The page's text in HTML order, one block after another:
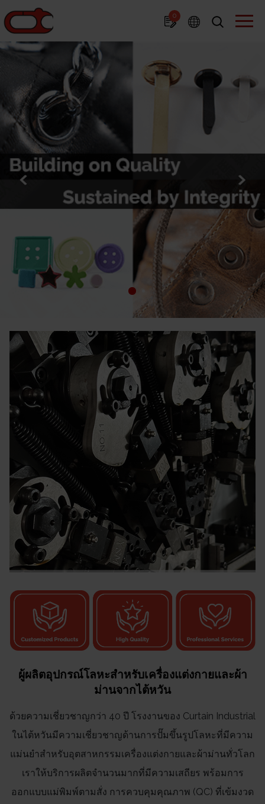
0
ผู้ผลิตอุปกรณ์โลหะสำหรับเครื่องแต่งกายและผ้า
ม่านจากไต้หวัน
ด้วยความเชี่ยวชาญกว่า 40 ปี โรงงานของ Curtain Industrial
ในไต้หวันมีความเชี่ยวชาญด้านการปั๊มขึ้นรูปโลหะที่มีความ
แม่นยำสำหรับอุตสาหกรรมเครื่องแต่งกายและผ้าม่านทั่วโลก
เราให้บริการผลิตจำนวนมากที่มีความเสถียร พร้อมการ
ออกแบบแม่พิมพ์ตามสั่ง การควบคุมคุณภาพ (QC) ที่เข้มงวด
แผงจัดการคุกกี้